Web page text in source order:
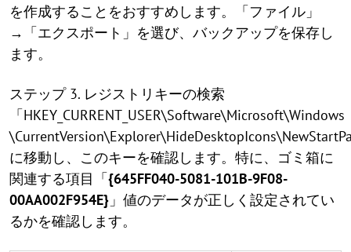
を作成することをおすすめします。「ファイル」
→「エクスポート」を選び、バックアップを保存し
ます。
ステップ 3. レジストリキーの検索
「HKEY_CURRENT_USER\Software\Microsoft\Windows
に移動し、このキーを確認します。特に、ゴミ箱に
関連する項目「{645FF040-5081-101B-9F08-
00AA002F954E} 」値のデータが正しく設定されてい
るかを確認します。